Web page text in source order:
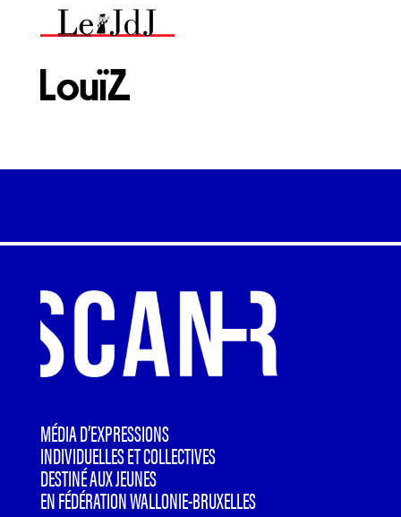
MÉDIA D’EXPRESSIONS
INDIVIDUELLES ET COLLECTIVES
DESTINÉ AUX JEUNES
EN FÉDÉRATION WALLONIE-BRUXELLES